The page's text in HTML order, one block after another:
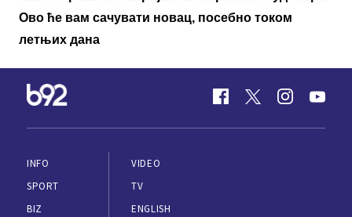
Ово ће вам сачувати новац, посебно током
летњих дана
INFO
SPORT
BIZ
VIDEO
TV
ENGLISH